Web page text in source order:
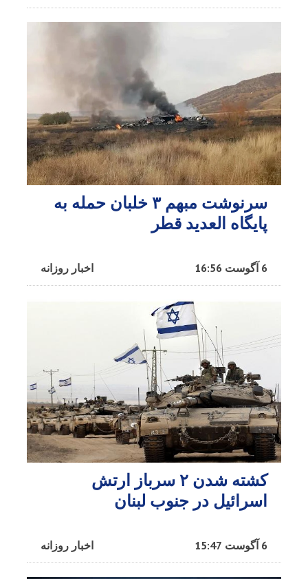
سرنوشت مبهم ۳ خلبان حمله به
پایگاه العدید قطر
اخبار روزانه 6 آگوست 16:56
کشته شدن ۲ سرباز ارتش
اسرائیل در جنوب لبنان
اخبار روزانه 6 آگوست 15:47